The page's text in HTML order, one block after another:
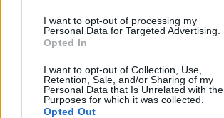
I want to opt-out of processing my
Personal Data for Targeted Advertising.
Opted In
I want to opt-out of Collection, Use,
Retention, Sale, and/or Sharing of my
Personal Data that Is Unrelated with the
Purposes for which it was collected.
Opted Out